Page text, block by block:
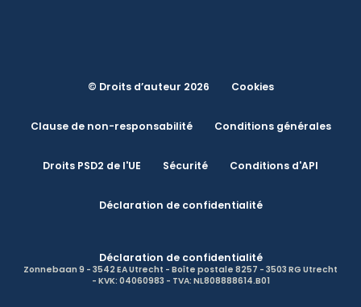
© Droits d’auteur 2026 Cookies
Clause de non-responsabilité Conditions générales
Droits PSD2 de l'UE Sécurité Conditions d'API
Déclaration de confidentialité
Déclaration de confidentialité
Zonnebaan 9 - 3542 EA Utrecht - Boîte postale 8257 - 3503 RG Utrecht
- KVK: 04060983 - TVA: NL808888614.B01